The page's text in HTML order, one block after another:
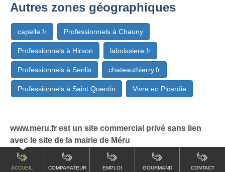
ACCUEIL COMPARATEUR EMPLOI GOURMAND CONTACT
Autres zones géographiques
capelle.fr Professionnels à Chauny
Professionnels à Hirson laboissiere.fr
Professionnels à Senlis chateauthierry.fr
Professionnels à Saint Quentin Vivre en Picardie
www.meru.fr est un site commercial privé sans lien
avec le site de la mairie de Méru